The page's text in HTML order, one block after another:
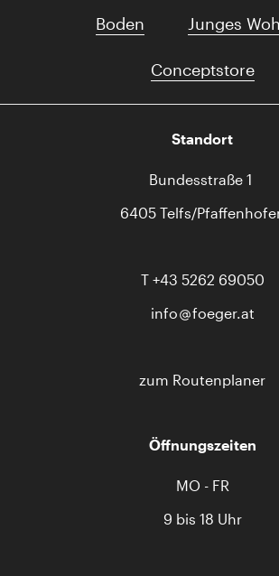
Boden Junges
Conceptstore
Standort
Bundesstraße 1
6405 Telfs/
T +43 5262 69050
info
foeger.at
zum Routenplaner
Öffnungszeiten
MO - FR
9 bis 18 Uhr